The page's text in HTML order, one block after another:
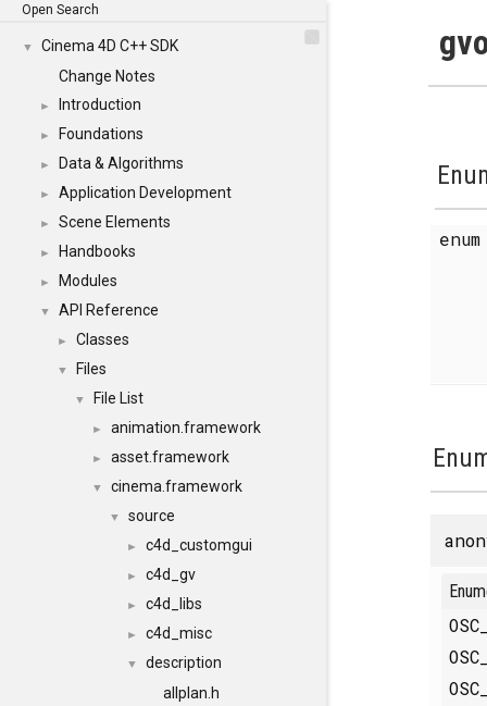
Open Search
▼
Cinema 4D C++ SDK
Change Notes
► Introduction
► Foundations
► Data & Algorithms
► Application Development
► Scene Elements
► Handbooks
► Modules
▼ API Reference
► Classes
▼ Files
▼ File List
► animation.framework
► asset.framework
▼ cinema.framework
▼ source
► c4d_customgui
► c4d_gv
► c4d_libs
► c4d_misc
▼
description
allplan.h